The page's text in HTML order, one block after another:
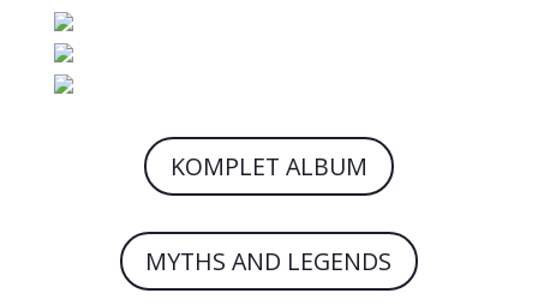
KOMPLET ALBUM
MYTHS AND LEGENDS